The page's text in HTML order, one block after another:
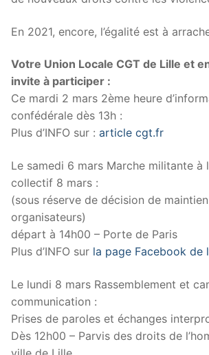
En 2021, encore, l’égalité est à
Votre Union Locale CGT de Lille et
invite à participer :
Ce mardi 2 mars 2ème heure
confédérale dès 13h :
Plus d’INFO sur : article cgt.fr
Le samedi 6 mars Marche militante à
collectif 8 mars :
(sous réserve de décision de
organisateurs)
départ à 14h00 – Porte de Paris
Plus d’INFO sur la page Facebook de
Le lundi 8 mars Rassemblement et
communication :
Prises de paroles et échanges
Dès 12h00 – Parvis des droits de